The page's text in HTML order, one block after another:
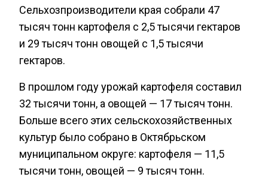
Сельхозпроизводители края собрали 47
тысяч тонн картофеля с 2,5 тысячи гектаров
и 29 тысяч тонн овощей с 1,5 тысячи
гектаров.
В прошлом году урожай картофеля составил
32 тысячи тонн, а овощей — 17 тысяч тонн.
Больше всего этих сельскохозяйственных
культур было собрано в Октябрьском
муниципальном округе: картофеля — 11,5
тысячи тонн, овощей — 9 тысяч тонн.